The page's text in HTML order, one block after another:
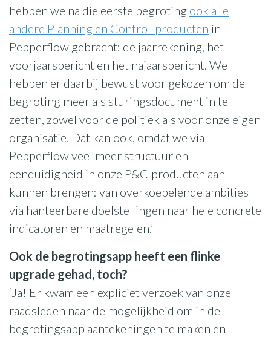
hebben we na die eerste begroting ook alle
andere Planning en Control-producten in
Pepperflow gebracht: de jaarrekening, het
voorjaarsbericht en het najaarsbericht. We
hebben er daarbij bewust voor gekozen om de
begroting meer als sturingsdocument in te
zetten, zowel voor de politiek als voor onze eigen
organisatie. Dat kan ook, omdat we via
Pepperflow veel meer structuur en
eenduidigheid in onze P&C-producten aan
kunnen brengen: van overkoepelende ambities
via hanteerbare doelstellingen naar hele concrete
indicatoren en maatregelen.’
Ook de begrotingsapp heeft een flinke
upgrade gehad, toch?
‘Ja! Er kwam een expliciet verzoek van onze
raadsleden naar de mogelijkheid om in de
begrotingsapp aantekeningen te maken en